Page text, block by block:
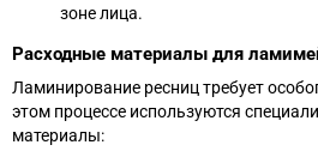
зоне лица.
Расходные материалы для
Ламинирование ресниц требует
этом процессе используются
материалы: